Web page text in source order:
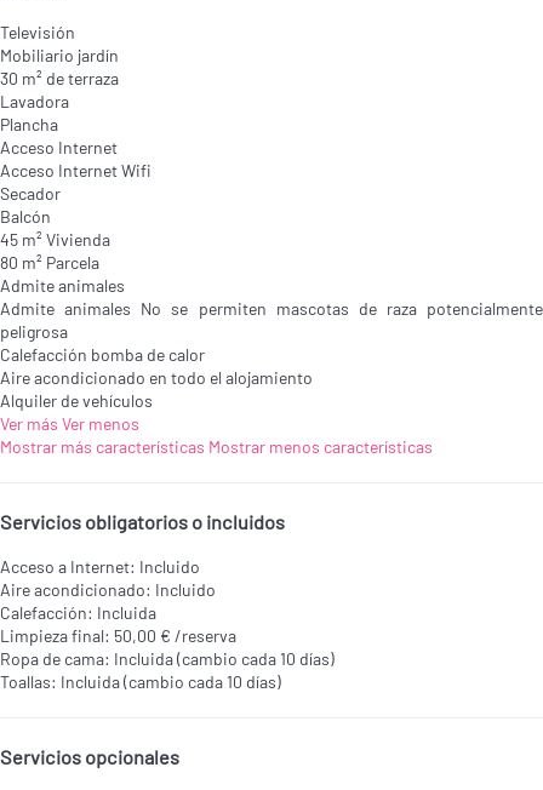
Televisión
Mobiliario jardín
30 m² de terraza
Lavadora
Plancha
Acceso Internet
Acceso InternetWifi
Secador
Balcón
45 m² Vivienda
80 m² Parcela
Admite animales
Admite animales No se permiten mascotas de raza potencialmente
peligrosa
Calefacción bomba de calor
Aire acondicionado en todo el alojamiento
Alquiler de vehículos
Ver más Ver menos
Mostrar más características Mostrar menos características
Servicios obligatorios o incluidos
Acceso a Internet: Incluido
Aire acondicionado: Incluido
Calefacción: Incluida
Limpieza final: 50,00 € /reserva
Ropa de cama: Incluida (cambio cada 10 días)
Toallas: Incluida (cambio cada 10 días)
Servicios opcionales